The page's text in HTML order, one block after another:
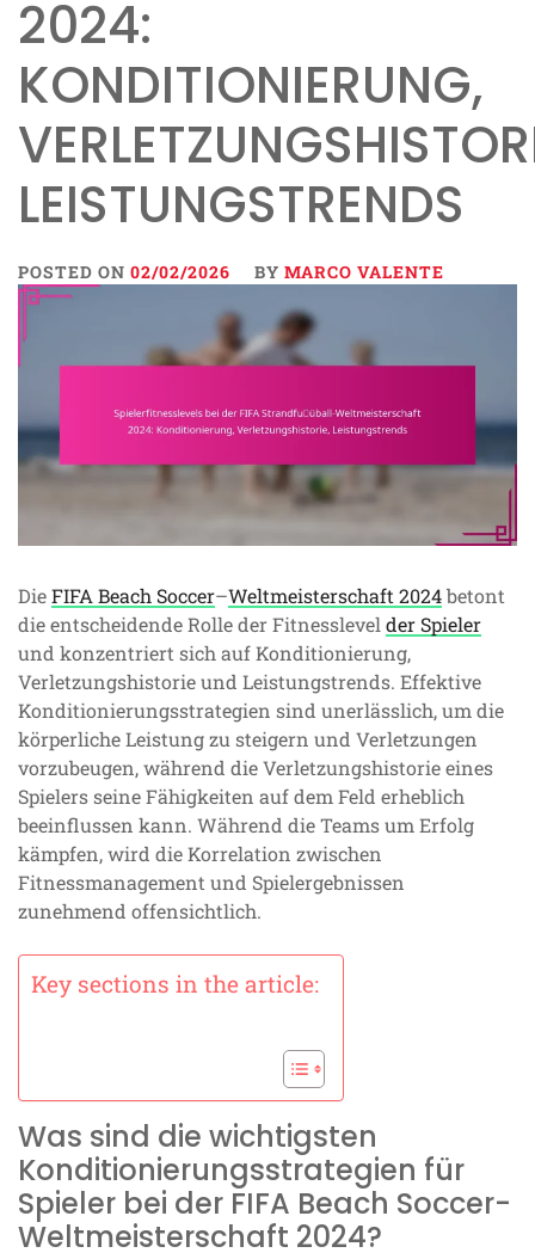
024: K
ONDITIONIERUNG, V
EISTUNGSTRENDS
POSTED ON 02/02/2026 BY MARCO VALENTE
DieFIFA Beach Soccer–Weltmeisterschaft 2024betont
die entscheidende Rolle der Fitnesslevelder Spieler
und konzentriert sich auf Konditionierung,
Verletzungshistorie und Leistungstrends. Effektive
Konditionierungsstrategien sind unerlässlich, um die
körperliche Leistung zu steigern und Verletzungen
vorzubeugen, während die Verletzungshistorie eines
Spielers seine Fähigkeiten auf dem Feld erheblich
beeinflussen kann. Während die Teams um Erfolg
kämpfen, wird die Korrelation zwischen
Fitnessmanagement und Spielergebnissen
zunehmend offensichtlich.
Key sections in the article:
Was sind die wichtigsten
Konditionierungsstrategien für
Spieler bei der FIFA Beach Soccer-
Weltmeisterschaft 2024?